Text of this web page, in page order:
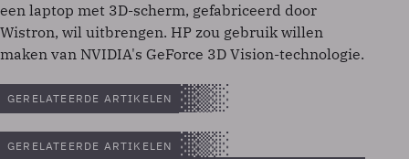
een laptop met 3D-scherm, gefabriceerd door
Wistron, wil uitbrengen. HP zou gebruik willen
maken van NVIDIA's GeForce 3D Vision-technologie.
GERELATEERDE ARTIKELEN
GERELATEERDE ARTIKELEN